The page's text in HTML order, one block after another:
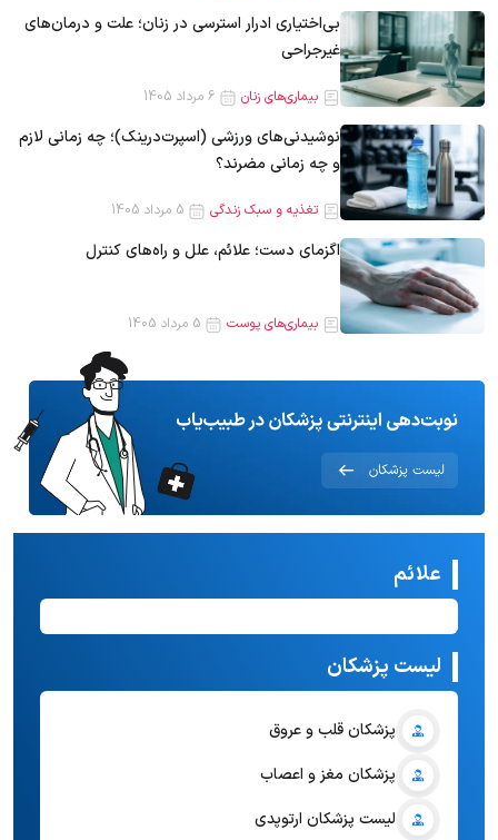
بی‌اختیاری ادرار استرسی در زنان؛ علت و درمان‌های
غیرجراحی
بیماری‌های زنان
نوشیدنی‌های ورزشی (اسپرت‌درینک)؛ چه زمانی لازم
و چه زمانی مضرند؟
تغذیه و سبک زندگی
اگزمای دست؛ علائم، علل و راه‌های کنترل
بیماری‌های پوست
علائم
لیست پزشکان
پزشکان قلب و عروق
پزشکان مغز و اعصاب
لیست پزشکان ارتوپدی